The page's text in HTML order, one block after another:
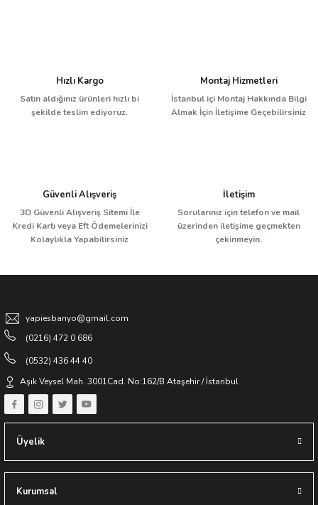
Hızlı Kargo
Satın aldığınız ürünleri hızlı bi
şekilde teslim ediyoruz.
Montaj Hizmetleri
İstanbul içi Montaj Hakkında Bilgi
Almak İçin İletişime Geçebilirsiniz
Güvenli Alışveriş
3D Güvenli Alışveriş Sitemi İle
Kredi Kartı veya Eft Ödemelerinizi
Kolaylıkla Yapabilirsiniz
İletişim
Sorularınız için telefon ve mail
üzerinden iletişime geçmekten
çekinmeyin.
yapiesbanyo@gmail.com
(0216) 472 0 686
(0532) 436 44 40
Aşık Veysel Mah. 3001Cad. No:162/B Ataşehir / İstanbul
Üyelik
Kurumsal